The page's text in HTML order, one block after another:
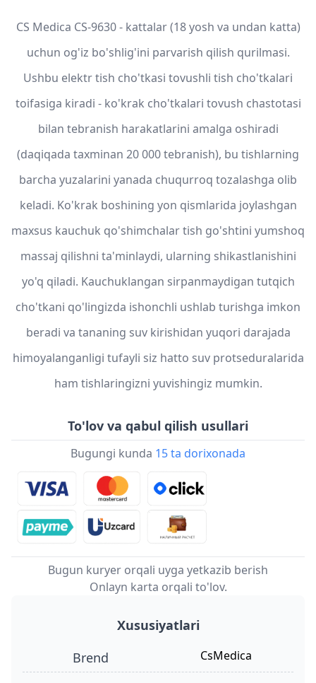
CS Medica CS-9630 - kattalar (18 yosh va undan katta)
uchun og'iz bo'shlig'ini parvarish qilish qurilmasi.
Ushbu elektr tish cho'tkasi tovushli tish cho'tkalari
toifasiga kiradi - ko'krak cho'tkalari tovush chastotasi
bilan tebranish harakatlarini amalga oshiradi
(daqiqada taxminan 20 000 tebranish), bu tishlarning
barcha yuzalarini yanada chuqurroq tozalashga olib
keladi. Ko'krak boshining yon qismlarida joylashgan
maxsus kauchuk qo'shimchalar tish go'shtini yumshoq
massaj qilishni ta'minlaydi, ularning shikastlanishini
yo'q qiladi. Kauchuklangan sirpanmaydigan tutqich
cho'tkani qo'lingizda ishonchli ushlab turishga imkon
beradi va tananing suv kirishidan yuqori darajada
himoyalanganligi tufayli siz hatto suv protseduralarida
ham tishlaringizni yuvishingiz mumkin.
To'lov va qabul qilish usullari
Bugungi kunda 15 ta dorixonada
Bugun kuryer orqali uyga yetkazib berish
Onlayn karta orqali to'lov.
Xususiyatlari
Brend
CsMedica